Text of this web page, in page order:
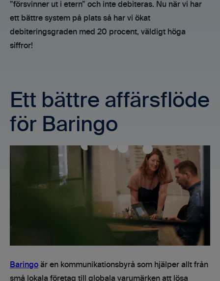
”försvinner ut i etern” och inte debiteras. Nu när vi har
ett bättre system på plats så har vi ökat
debiteringsgraden med 20 procent, väldigt höga
siffror!
Ett bättre affärsflöde
för Baringo
Baringo är en kommunikationsbyrå som hjälper allt från
små lokala företag till globala varumärken att lösa